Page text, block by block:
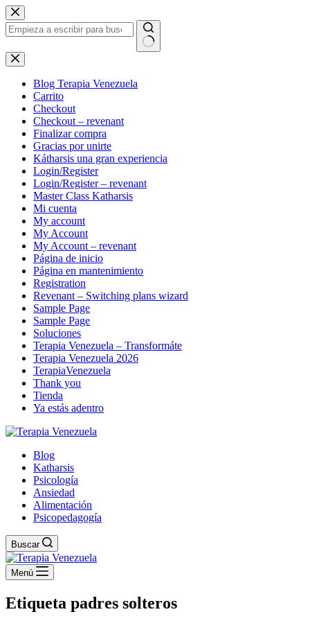
Saltar
al
contenido
Sin
resultados
Blog Terapia Venezuela
Carrito
Checkout
Checkout – revenant
Finalizar compra
Gracias por unirte
Kátharsis una gran experiencia
Login/Register
Login/Register – revenant
Master Class Katharsis
Mi cuenta
My account
My Account
My Account – revenant
Página de inicio
Página en mantenimiento
Registration
Revenant – Switching plans wizard
Sample Page
Sample Page
Soluciones
Terapia Venezuela – Transformáte
Terapia Venezuela 2026
TerapiaVenezuela
Thank you
Tienda
Ya estás adentro
Blog
Katharsis
Psicología
Ansiedad
Alimentación
Psicopedagogía
Buscar
Menú
Etiqueta padres solteros